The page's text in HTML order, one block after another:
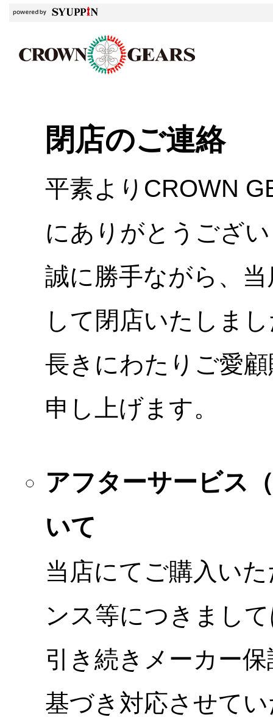
閉店のご連絡
平素よりCROWN
にありがとうござ
誠に勝手ながら、
して閉店いたしま
長きにわたりご愛
申し上げます。
アフターサービス
いて
当店にてご購入い
ンス等につきまし
引き続きメーカー
基づき対応させて